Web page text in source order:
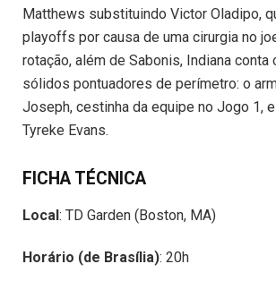
Matthews substituindo Victor Oladipo,
playoffs por causa de uma cirurgia no
rotação, além de Sabonis, Indiana conta
sólidos pontuadores de perímetro: o
Joseph, cestinha da equipe no Jogo 1,
Tyreke Evans.
FICHA TÉCNICA
Local : TD Garden (Boston, MA)
Horário (de Brasília): 20h